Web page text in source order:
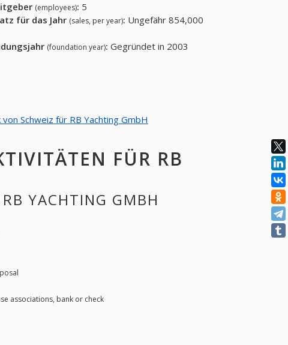
(employees): 5
für das Jahr (sales, per year): Ungefähr 854,000
(foundation year): Gegründet in 2003
Schweiz für RB Yachting GmbH
FÜR RB
YACHTING GMBH
associations, bank or check